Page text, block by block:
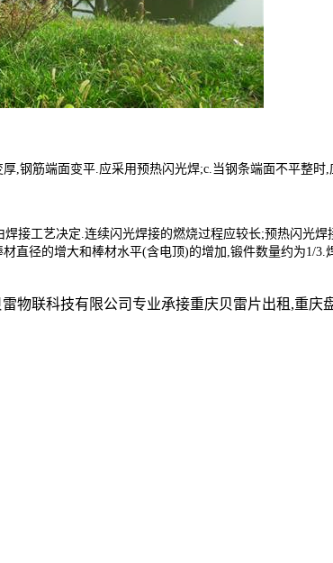
,钢筋端面变平.应采用预热闪光焊;c.当钢条端面不平整时,
接工艺决定.连续闪光焊接的燃烧过程应较长;预热闪光
直径的增大和棒材水平(含电顶)的增加,锻件数量约为1/
联科技有限公司专业承接重庆贝雷片出租,重庆